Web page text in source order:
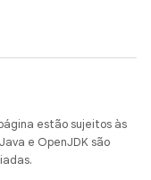
estão sujeitos às
e OpenJDK são